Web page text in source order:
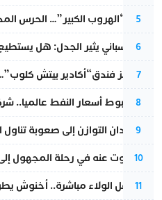
5
عملية “الهروب الكبير”… الحرس
6
تقرير إسباني يثير الجدل: هل
7
أزمة تهز فندق“أكادير بيتش
8
رغم هبوط أسعار النفط عالميا..
9
من فقدان التوازن إلى صعوبة
10
المسكوت عنه في رحلة المجهول
11
بعد حفل الولاء مباشرة.. أخنوش